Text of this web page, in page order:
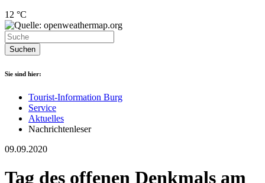
12 °C
Suchen
Sie sind hier:
Tourist-Information Burg
Service
Aktuelles
Nachrichtenleser
09.09.2020
Tag des offenen Denkmals am